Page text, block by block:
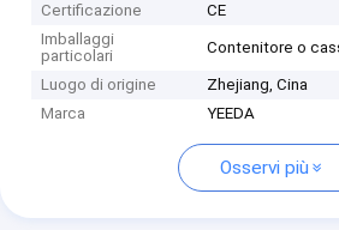
Certificazione
CE
Imballaggi
particolari
Contenitore o
Luogo di origine
Zhejiang, Cina
Marca
YEEDA
Osservi più